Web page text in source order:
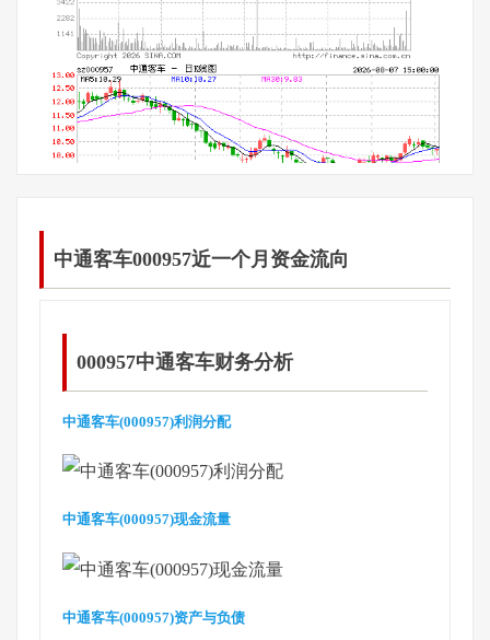
中通客车000957近一个月资金流向
000957中通客车财务分析
中通客车(000957)利润分配
中通客车(000957)现金流量
中通客车(000957)资产与负债